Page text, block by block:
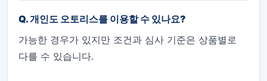
Q. 개인도 오토리스를 이용할 수 있나요?
가능한 경우가 있지만 조건과 심사 기준은 상품별로
다를 수 있습니다.